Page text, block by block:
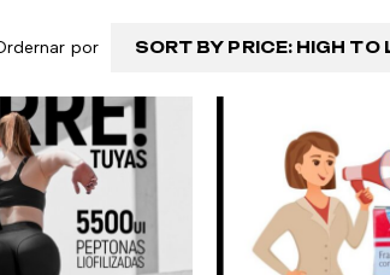
por SORT BY PRICE: HIGH TO